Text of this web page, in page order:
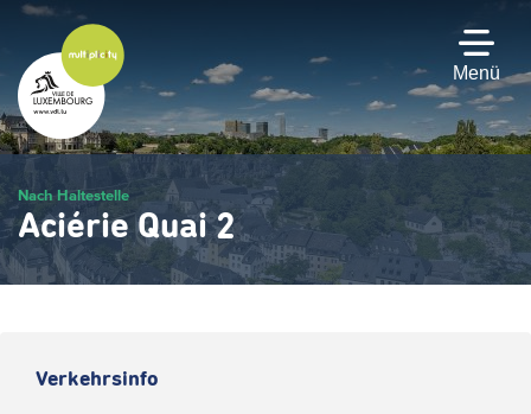
Zum
Hauptinhalt
gehen
Menü
Nach Haltestelle
Aciérie Quai 2
Verkehrsinfo